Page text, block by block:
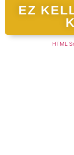
EZ
HTML